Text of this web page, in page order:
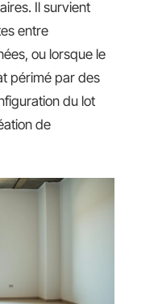
Il survient
entre
ou lorsque le
périmé par des
du lot
de